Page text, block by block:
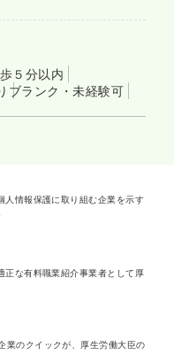
５分以内
ブランク・未経験可
情報保護に取り組む企業を示す
な有料職業紹介事業者として厚
業のクイックが、厚生労働大臣の